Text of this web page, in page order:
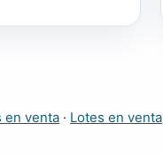
en venta · Lotes en venta